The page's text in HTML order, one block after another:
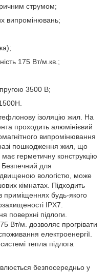
струмом;
випромінювань;
175 Вт/м.кв.;
3500 В;
ізоляцію жил. На
проходить алюмінієвий
випромінювання
пошкодження жил, що
герметичну конструкцію
Безпечний для
вологістю, може
кімнатах. Підходить
приміщеннях будь-якого
IPX7.
поверхні підлоги.
Вт/м. дозволяє прогрівати
електроенергії.
тепла підлога
безпосередньо у